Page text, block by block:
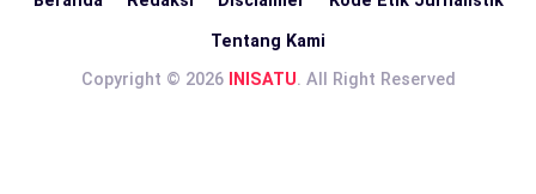
Tentang Kami
Copyright © 2026
INISATU. All Right Reserved